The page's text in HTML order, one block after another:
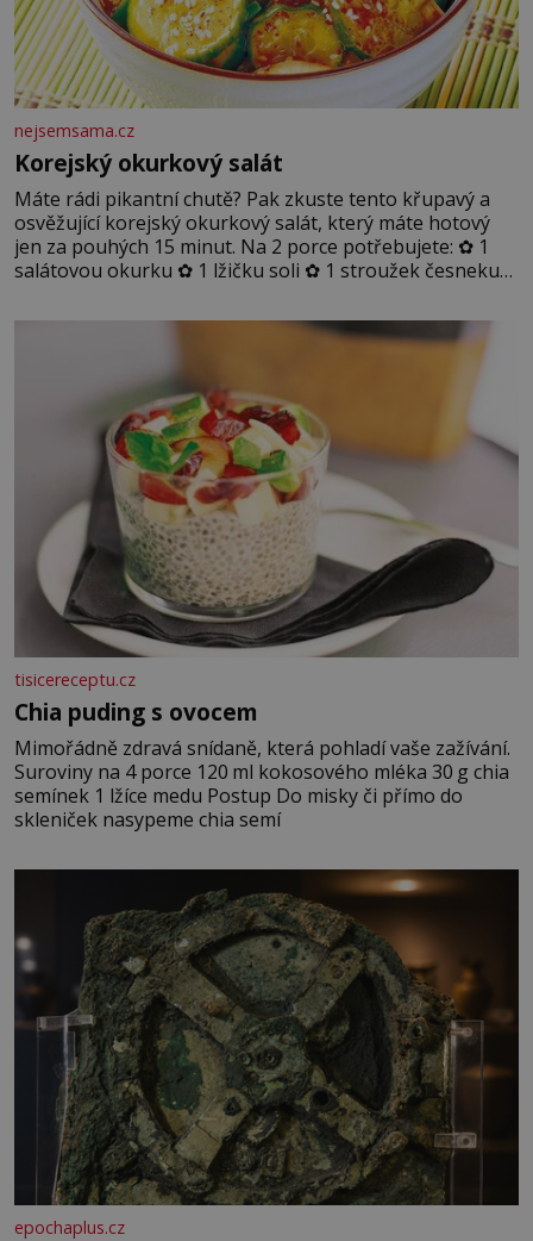
nejsemsama.cz
Korejský okurkový salát
Máte rádi pikantní chutě? Pak zkuste tento křupavý a
osvěžující korejský okurkový salát, který máte hotový
jen za pouhých 15 minut. Na 2 porce potřebujete: ✿ 1
salátovou okurku ✿ 1 lžičku soli ✿ 1 stroužek česneku
sezamového oleje ✿ 1 lžičku chilli ✿ 1 lžičku cukru ✿ 1
jarní cibulku ✿ 1 lžíci sezamových semínek
tisicereceptu.cz
Chia puding s ovocem
Mimořádně zdravá snídaně, která pohladí vaše zažívání.
Suroviny na 4 porce 120 ml kokosového mléka 30 g chia
semínek 1 lžíce medu Postup Do misky či přímo do
skleniček nasypeme chia semí
epochaplus.cz